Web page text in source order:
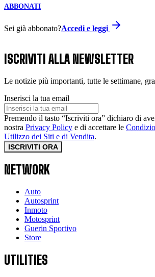
ABBONATI
Sei già abbonato?Accedi e leggi
ISCRIVITI ALLA NEWSLETTER
Le notizie più importanti, tutte le settimane,
Inserisci la tua email
Premendo il tasto “Iscriviti ora” dichiaro di
nostra Privacy Policy e di accettare le
Utilizzo dei Siti e di Vendita.
ISCRIVITI ORA
NETWORK
Auto
Autosprint
Inmoto
Motosprint
Guerin Sportivo
Store
UTILITIES